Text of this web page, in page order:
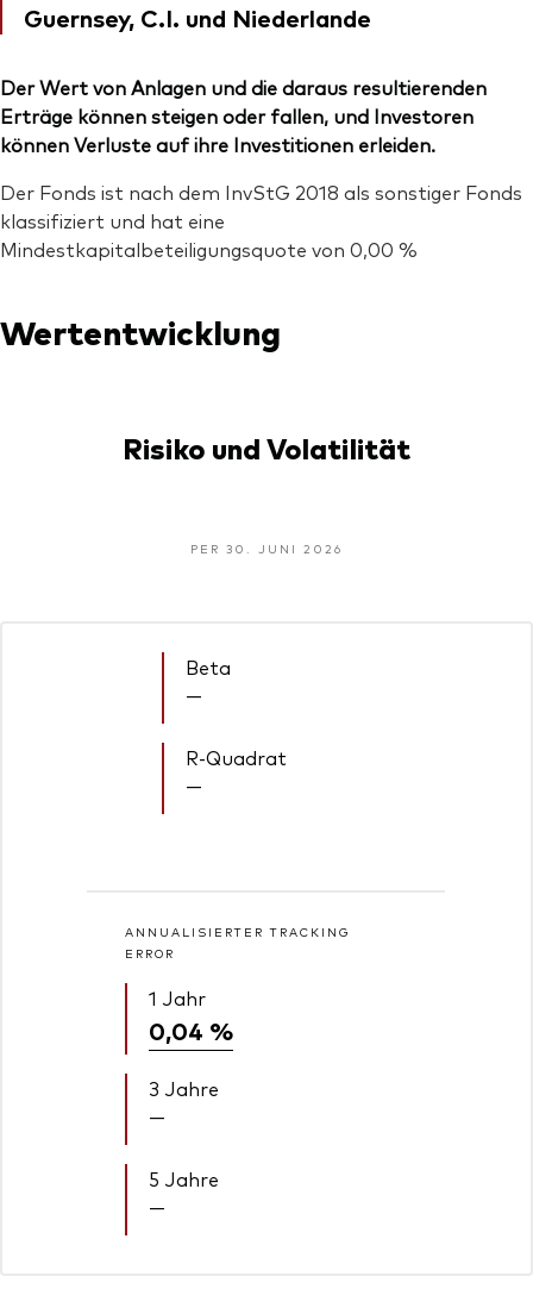
Guernsey, C.I. und Niederlande
Der Wert von Anlagen und die daraus resultierenden
Erträge können steigen oder fallen, und Investoren
können Verluste auf ihre Investitionen erleiden.
Der Fonds ist nach dem InvStG 2018 als sonstiger Fonds
klassifiziert und hat eine
Mindestkapitalbeteiligungsquote von 0,00 %
Wertentwicklung
Risiko und Volatilität
PER 30. JUNI 2026
Beta
—
R-Quadrat
—
ANNUALISIERTER TRACKING
ERROR
1 Jahr
0,04 %
3 Jahre
—
5 Jahre
—